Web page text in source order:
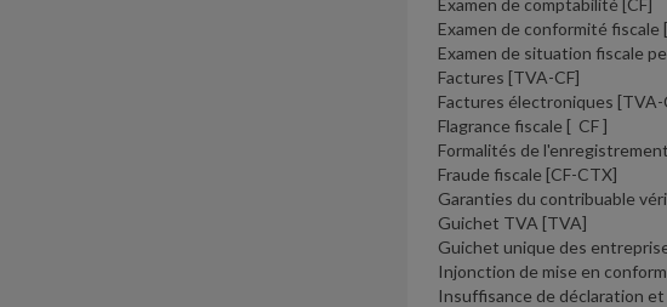
Examen de comptabilité [CF]
Examen de conformité fiscale
Examen de situation fiscale
Factures [TVA-CF]
Factures électroniques [TVA-
Flagrance fiscale [ CF ]
Formalités de l'enregistrement
Fraude fiscale [CF-CTX]
Garanties du contribuable
Guichet TVA [TVA]
Guichet unique des
Injonction de mise en
Insuffisance de déclaration